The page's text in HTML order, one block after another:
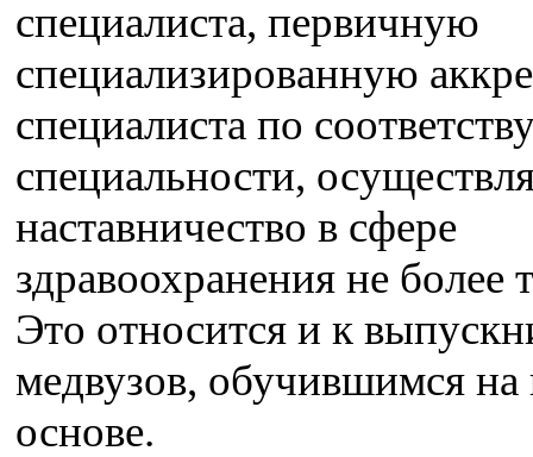
специалиста, первичную
специализированную
специалиста по
специальности,
наставничество в сфере
здравоохранения не более
Это относится и к
медвузов, обучившимся на
основе.